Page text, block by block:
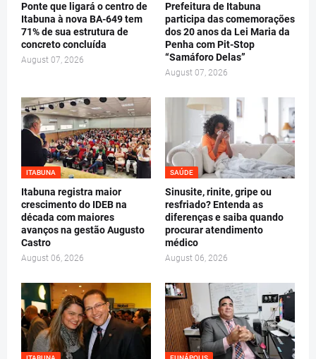
Ponte que ligará o centro de
Itabuna à nova BA-649 tem
71% de sua estrutura de
concreto concluída
August 07, 2026
Prefeitura de Itabuna
participa das comemorações
dos 20 anos da Lei Maria da
Penha com Pit-Stop
“Samáforo Delas”
August 07, 2026
ITABUNA
Itabuna registra maior
crescimento do IDEB na
década com maiores
avanços na gestão Augusto
Castro
August 06, 2026
SAÚDE
Sinusite, rinite, gripe ou
resfriado? Entenda as
diferenças e saiba quando
procurar atendimento
médico
August 06, 2026